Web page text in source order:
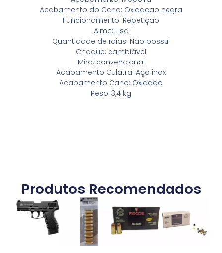
Acabamento do Cano: Oxidaçao negra
Funcionamento: Repetição
Alma: Lisa
Quantidade de raias: Não possui
Choque: cambiável
Mira: convencional
Acabamento Culatra: Aço inox
Acabamento Cano: Oxidado
Peso: 3,4 kg
Produtos Recomendados